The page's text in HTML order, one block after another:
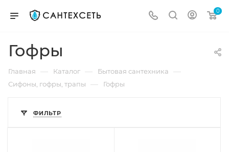
0
Гофры
Главная — Каталог — Бытовая сантехника —
Сифоны, гофры, трапы — Гофры
ФИЛЬТР